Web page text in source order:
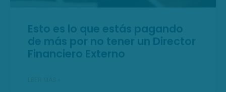
Esto es lo que estás pagando
de más por no tener un Director
Financiero Externo